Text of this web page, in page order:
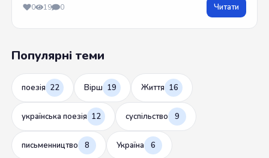
0 19 0 Читати
Популярні теми
поезія 22 Вірш 19 Життя 16
українська поезія 12 суспільство 9
письменництво 8 Україна 6